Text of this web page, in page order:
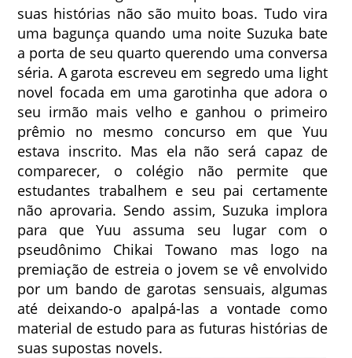
suas histórias não são muito boas. Tudo vira
uma bagunça quando uma noite Suzuka bate
a porta de seu quarto querendo uma conversa
séria. A garota escreveu em segredo uma light
novel focada em uma garotinha que adora o
seu irmão mais velho e ganhou o primeiro
prêmio no mesmo concurso em que Yuu
estava inscrito. Mas ela não será capaz de
comparecer, o colégio não permite que
estudantes trabalhem e seu pai certamente
não aprovaria. Sendo assim, Suzuka implora
para que Yuu assuma seu lugar com o
pseudônimo Chikai Towano mas logo na
premiação de estreia o jovem se vê envolvido
por um bando de garotas sensuais, algumas
até deixando-o apalpá-las a vontade como
material de estudo para as futuras histórias de
suas supostas novels.